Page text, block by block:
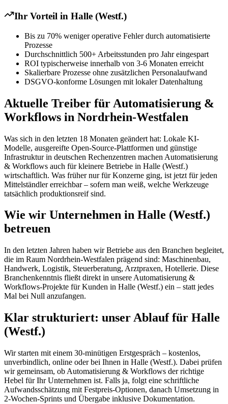
Ihr Vorteil in Halle (Westf.)
Bis zu 70% weniger operative Fehler durch automatisierte
Prozesse
Durchschnittlich 500+ Arbeitsstunden pro Jahr eingespart
ROI typischerweise innerhalb von 3-6 Monaten erreicht
Skalierbare Prozesse ohne zusätzlichen Personalaufwand
DSGVO-konforme Lösungen mit lokaler Datenhaltung
Aktuelle Treiber für Automatisierung &
Workflows in Nordrhein-Westfalen
Was sich in den letzten 18 Monaten geändert hat: Lokale KI-
Modelle, ausgereifte Open-Source-Plattformen und günstige
Infrastruktur in deutschen Rechenzentren machen Automatisierung
& Workflows auch für kleinere Betriebe in Halle (Westf.)
wirtschaftlich. Was früher nur für Konzerne ging, ist jetzt für jeden
Mittelständler erreichbar – sofern man weiß, welche Werkzeuge
tatsächlich produktionsreif sind.
Wie wir Unternehmen in Halle (Westf.)
betreuen
In den letzten Jahren haben wir Betriebe aus den Branchen begleitet,
die im Raum Nordrhein-Westfalen prägend sind: Maschinenbau,
Handwerk, Logistik, Steuerberatung, Arztpraxen, Hotellerie. Diese
Branchenkenntnis fließt direkt in unsere Automatisierung &
Workflows-Projekte für Kunden in Halle (Westf.) ein – statt jedes
Mal bei Null anzufangen.
Klar strukturiert: unser Ablauf für Halle
(Westf.)
Wir starten mit einem 30-minütigen Erstgespräch – kostenlos,
unverbindlich, online oder bei Ihnen in Halle (Westf.). Dabei prüfen
wir gemeinsam, ob Automatisierung & Workflows der richtige
Hebel für Ihr Unternehmen ist. Falls ja, folgt eine schriftliche
Aufwandsschätzung mit Festpreis-Optionen, danach Umsetzung in
2-Wochen-Sprints und Übergabe inklusive Dokumentation.